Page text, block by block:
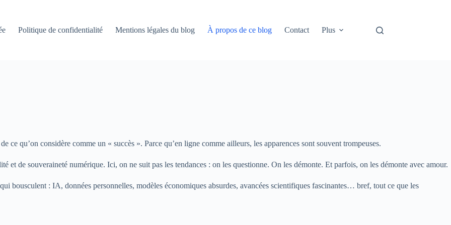
Politique de confidentialité Mentions légales du blog À propos de ce blog Contact Plus
ce qu’on considère comme un « succès ». Parce qu’en ligne comme ailleurs, les apparences sont souvent trompeuses.
et de souveraineté numérique. Ici, on ne suit pas les tendances : on les questionne. On les démonte. Et parfois, on les démonte avec amour.
bousculent : IA, données personnelles, modèles économiques absurdes, avancées scientifiques fascinantes… bref, tout ce que les